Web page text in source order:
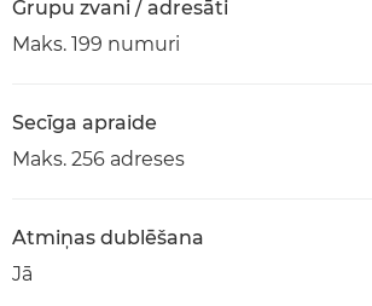
Grupu zvani / adresāti
Maks. 199 numuri
Secīga apraide
Maks. 256 adreses
Atmiņas dublēšana
Jā